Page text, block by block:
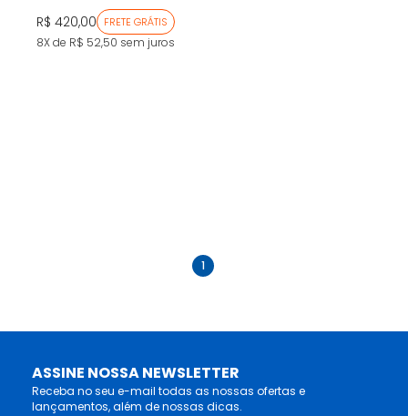
R$ 420,00 FRETE GRÁTIS
8X de R$ 52,50 sem juros
1
ASSINE NOSSA NEWSLETTER
Receba no seu e-mail todas as nossas ofertas e
lançamentos, além de nossas dicas.